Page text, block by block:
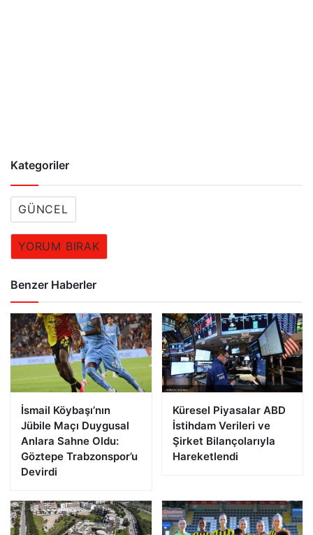
Kategoriler
GÜNCEL
YORUM BIRAK
Benzer Haberler
İsmail Köybaşı’nın
Jübile Maçı Duygusal
Anlara Sahne Oldu:
Göztepe Trabzonspor’u
Devirdi
Küresel Piyasalar ABD
İstihdam Verileri ve
Şirket Bilançolarıyla
Hareketlendi